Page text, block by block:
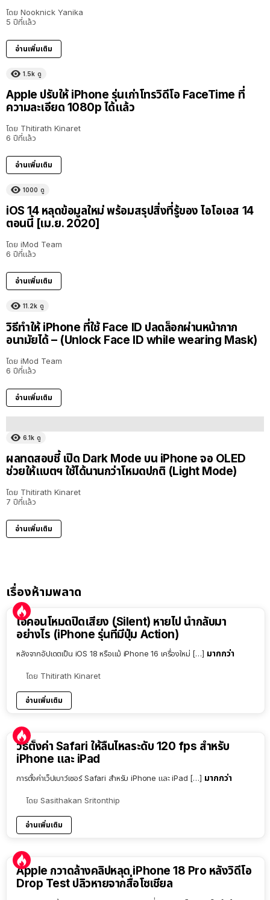
โดย Nooknick Yanika
5 ปีที่แล้ว
อ่านเพิ่มเติม
1.5k ดู
Apple ปรับให้ iPhone รุ่นเก่าโทรวิดีโอ FaceTime ที่
ความละเอียด 1080p ได้แล้ว
โดย Thitirath Kinaret
6 ปีที่แล้ว
อ่านเพิ่มเติม
1000 ดู
iOS 14 หลุดข้อมูลใหม่ พร้อมสรุปสิ่งที่รู้ของ ไอโอเอส 14
ตอนนี้ [เม.ย. 2020]
โดย iMod Team
6 ปีที่แล้ว
อ่านเพิ่มเติม
11.2k ดู
วิธีทำให้ iPhone ที่ใช้ Face ID ปลดล็อกผ่านหน้ากาก
อนามัยได้ – (Unlock Face ID while wearing Mask)
โดย iMod Team
6 ปีที่แล้ว
อ่านเพิ่มเติม
6.1k ดู
ผลทดสอบชี้ เปิด Dark Mode บน iPhone จอ OLED
ช่วยให้แบตฯ ใช้ได้นานกว่าโหมดปกติ (Light Mode)
โดย Thitirath Kinaret
7 ปีที่แล้ว
อ่านเพิ่มเติม
เรื่องห้ามพลาด
ไอคอนโหมดปิดเสียง (Silent) หายไป นำกลับมา
อย่างไร (iPhone รุ่นที่มีปุ่ม Action)
หลังจากอัปเดตเป็น iOS 18 หรือแม้ iPhone 16 เครื่องใหม่ […] มากกว่า
โดย Thitirath Kinaret
อ่านเพิ่มเติม
วิธีตั้งค่า Safari ให้ลื่นไหลระดับ 120 fps สำหรับ
iPhone และ iPad
การตั้งค่าเว็ปเบาว์เซอร์ Safari สำหรับ iPhone และ iPad […] มากกว่า
โดย Sasithakan Sritonthip
อ่านเพิ่มเติม
Apple กวาดล้างคลิปหลุด iPhone 18 Pro หลังวิดีโอ
Drop Test ปลิวหายจากสื่อโซเชียล